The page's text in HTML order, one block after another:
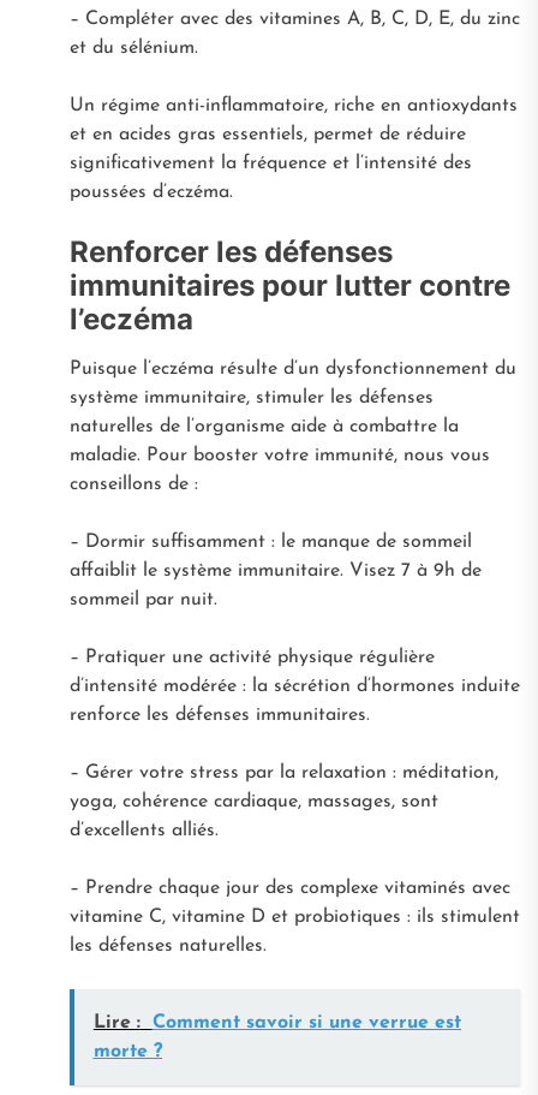
– Compléter avec des vitamines A, B, C, D, E, du zinc
et du sélénium.
Un régime anti-inflammatoire, riche en antioxydants
et en acides gras essentiels, permet de réduire
significativement la fréquence et l’intensité des
poussées d’eczéma.
Renforcer les défenses
immunitaires pour lutter contre
l’eczéma
Puisque l’eczéma résulte d’un dysfonctionnement du
système immunitaire, stimuler les défenses
naturelles de l’organisme aide à combattre la
maladie. Pour booster votre immunité, nous vous
conseillons de :
– Dormir suffisamment : le manque de sommeil
affaiblit le système immunitaire. Visez 7 à 9h de
sommeil par nuit.
– Pratiquer une activité physique régulière
d’intensité modérée : la sécrétion d’hormones induite
renforce les défenses immunitaires.
– Gérer votre stress par la relaxation : méditation,
yoga, cohérence cardiaque, massages, sont
d’excellents alliés.
– Prendre chaque jour des complexe vitaminés avec
vitamine C, vitamine D et probiotiques : ils stimulent
les défenses naturelles.
Lire :
Comment savoir si une verrue est
morte ?